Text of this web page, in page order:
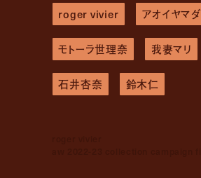
roger vivier アオイヤマダ
モトーラ世理奈 我妻マリ
石井杏奈 鈴木仁